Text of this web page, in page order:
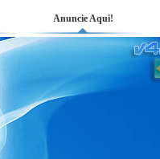
Anuncie Aqui!